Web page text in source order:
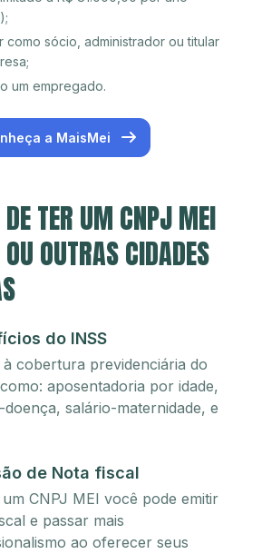
como sócio, administrador ou titular
um empregado.
a MaisMei
DE TER UM CNPJ MEI
OUTRAS CIDADES
do INSS
à cobertura previdenciária do
aposentadoria por idade,
salário-maternidade, e
de Nota fiscal
CNPJ MEI você pode emitir
e passar mais
ao oferecer seus